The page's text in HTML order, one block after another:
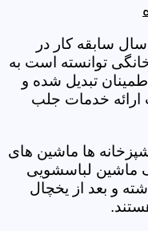
شرکت پارس پویش با بیش از ۱۵ سال سابقه کار در
توانسته است به
تبدیل شده و
ارائه خدمات جلب
ها ماشین های
ماشین لباسشویی
و بعد از یخچال